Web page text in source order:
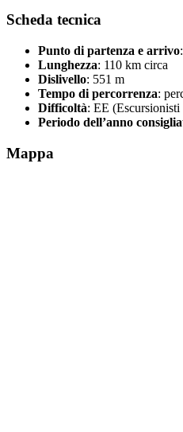
Scheda tecnica
Punto di partenza e arrivo
Lunghezza: 110 km circa
Dislivello: 551 m
Tempo di percorrenza:
Difficoltà: EE (Escursionisti
Periodo dell’anno
Mappa